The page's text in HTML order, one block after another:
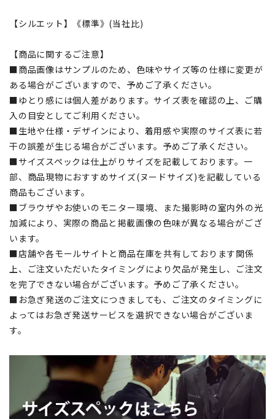
【シルエット】《標準》(当社比)
【商品に関するご注意】
■商品画像はサンプルのため、色味やサイズ等の仕様に変更が
ある場合がございますので、予めご了承ください。
■ゆとり感には個人差があります。サイズ表を確認の上、ご購
入の目安としてご利用ください。
■生地や仕様・デザインにより、着用感や実際のサイズ表に若
干の誤差が生じる場合がございます。予めご了承ください。
■サイズスペックは仕上がりサイズを記載しております。一
部、商品現物におすすめサイズ(ヌードサイズ)を記載している
商品もございます。
■ブラウザやお使いのモニター環境、また撮影時の室内外の光
加減により、実際の商品と掲載画像の色味が異なる場合がござ
います。
■店舗や各モールサイトと商品在庫を共有しております関係
上、ご注文いただいたタイミングにより欠品が発生し、ご注文
を完了できない場合がございます。予めご了承ください。
■お急ぎ発送のご注文につきましても、ご注文のタイミングに
よってはお急ぎ発送サービスを選択できない場合がございま
す。